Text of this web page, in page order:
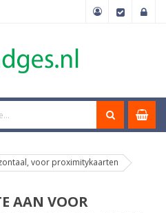
voor proximitykaarten
AAN VOOR